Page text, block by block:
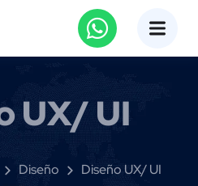
UX/ UI
Diseño Diseño UX/ UI